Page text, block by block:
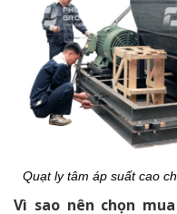
Quạt ly tâm áp suất cao
Vì sao nên chọn